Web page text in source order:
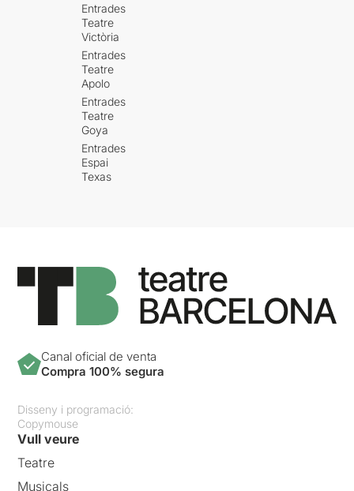
Entrades
Teatre
Victòria
Entrades
Teatre
Apolo
Entrades
Teatre
Goya
Entrades
Espai
Texas
Canal oficial de venta
Compra 100% segura
Disseny i programació:
Copymouse
Vull veure
Teatre
Musicals